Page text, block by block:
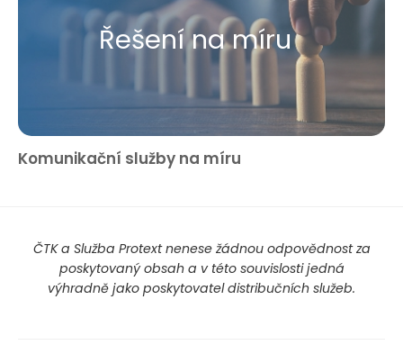
Řešení na míru
Komunikační služby na míru
ČTK a Služba Protext nenese žádnou odpovědnost za
poskytovaný obsah a v této souvislosti jedná
výhradně jako poskytovatel distribučních služeb.